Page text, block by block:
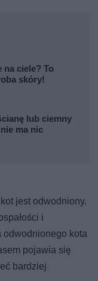
na ciele? To
skóry!
lub ciemny
ma nic
jest odwodniony.
i
odwodnionego kota
pojawia się
bardziej